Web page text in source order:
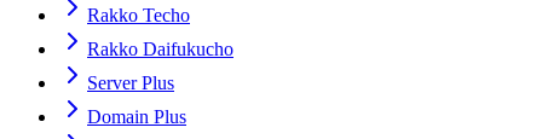
Rakko Techo
Rakko Daifukucho
Server Plus
Domain Plus